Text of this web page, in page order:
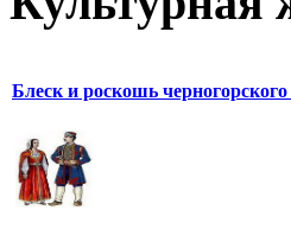
Блеск и роскошь